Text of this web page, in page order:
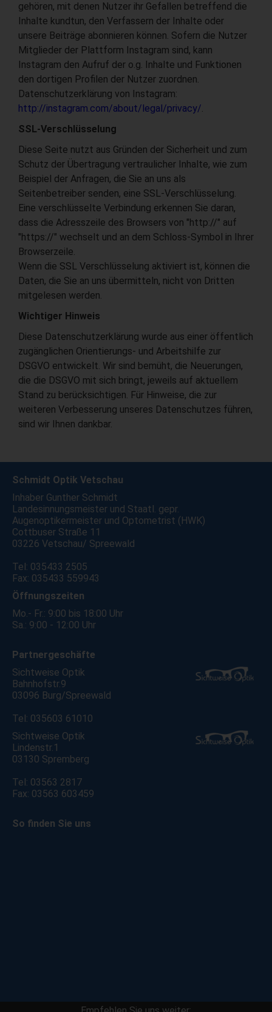
gehören, mit denen Nutzer ihr Gefallen betreffend die
Inhalte kundtun, den Verfassern der Inhalte oder
unsere Beiträge abonnieren können. Sofern die Nutzer
Mitglieder der Plattform Instagram sind, kann
Instagram den Aufruf der o.g. Inhalte und Funktionen
den dortigen Profilen der Nutzer zuordnen.
Datenschutzerklärung von Instagram:
http://instagram.com/about/legal/privacy/.
SSL-Verschlüsselung
Diese Seite nutzt aus Gründen der Sicherheit und zum
Schutz der Übertragung vertraulicher Inhalte, wie zum
Beispiel der Anfragen, die Sie an uns als
Seitenbetreiber senden, eine SSL-Verschlüsselung.
Eine verschlüsselte Verbindung erkennen Sie daran,
dass die Adresszeile des Browsers von "http://" auf
"https://" wechselt und an dem Schloss-Symbol in Ihrer
Browserzeile.
Wenn die SSL Verschlüsselung aktiviert ist, können die
Daten, die Sie an uns übermitteln, nicht von Dritten
mitgelesen werden.
Wichtiger Hinweis
Diese Datenschutzerklärung wurde aus einer öffentlich
zugänglichen Orientierungs- und Arbeitshilfe zur
DSGVO entwickelt. Wir sind bemüht, die Neuerungen,
die die DSGVO mit sich bringt, jeweils auf aktuellem
Stand zu berücksichtigen. Für Hinweise, die zur
weiteren Verbesserung unseres Datenschutzes führen,
sind wir Ihnen dankbar.
Schmidt Optik Vetschau
Inhaber Gunther Schmidt
Landesinnungsmeister und Staatl. gepr.
Augenoptikermeister und Optometrist (HWK)
Cottbuser Straße 11
03226 Vetschau/ Spreewald
Tel: 035433 2505
Fax: 035433 559943
Öffnungszeiten
Mo.- Fr.: 9:00 bis 18:00 Uhr
Sa.: 9:00 - 12:00 Uhr
Partnergeschäfte
Sichtweise Optik
Bahnhofstr.9
03096 Burg/Spreewald
Tel: 035603 61010
Sichtweise Optik
Lindenstr.1
03130 Spremberg
Tel: 03563 2817
Fax: 03563 603459
So finden Sie uns